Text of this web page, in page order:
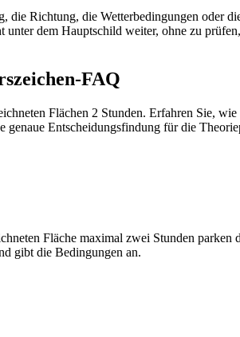
Richtung, die Wetterbedingungen oder
unter dem Hauptschild weiter, ohne zu
FAQ
Flächen 2 Stunden. Erfahren Sie,
genaue Entscheidungsfindung für die
Fläche maximal zwei Stunden parken
gibt die Bedingungen an.